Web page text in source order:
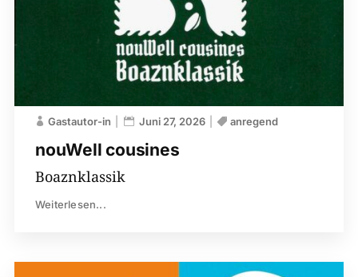
nouWell cousines
Gastautor-in Juni 27, 2026 anregend
Boaznklassik
Weiterlesen...